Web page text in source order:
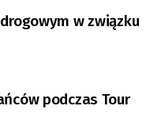
w związku
podczas Tour